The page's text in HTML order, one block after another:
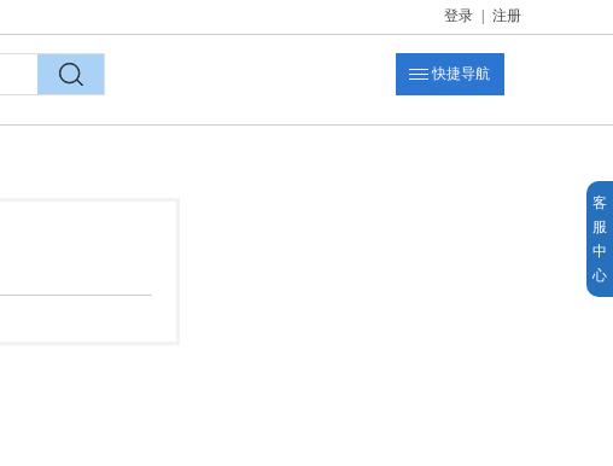
登录 注册
快捷导航
客
服
中
心